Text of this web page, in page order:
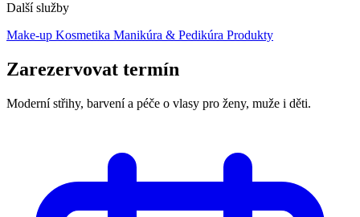
Další služby
Make-up Kosmetika Manikúra & Pedikúra Produkty
Zarezervovat termín
Moderní střihy, barvení a péče o vlasy pro ženy, muže i děti.